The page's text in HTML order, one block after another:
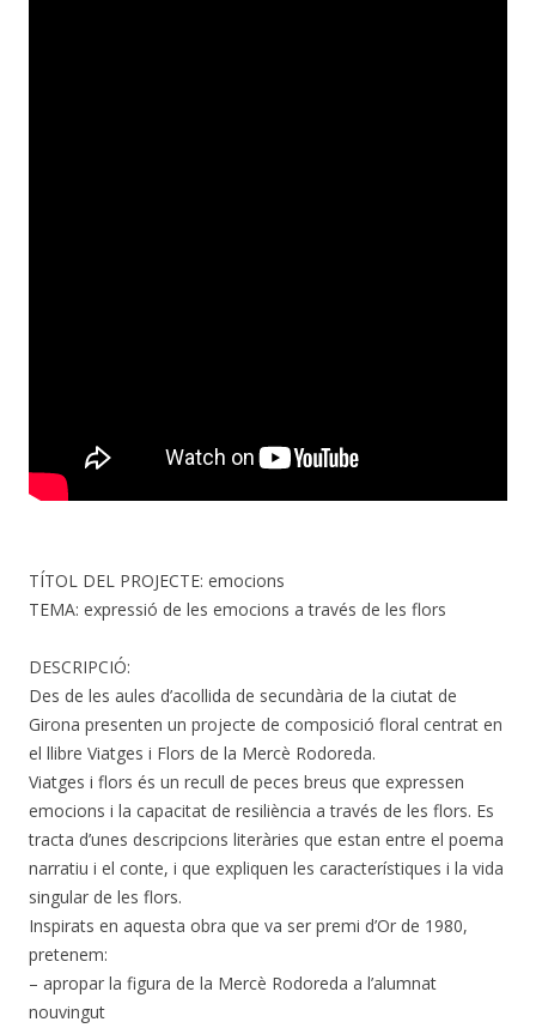
TÍTOL DEL PROJECTE: emocions
TEMA: expressió de les emocions a través de les flors
DESCRIPCIÓ:
Des de les aules d’acollida de secundària de la ciutat de
Girona presenten un projecte de composició floral centrat en
el llibre Viatges i Flors de la Mercè Rodoreda.
Viatges i flors és un recull de peces breus que expressen
emocions i la capacitat de resiliència a través de les flors. Es
tracta d’unes descripcions literàries que estan entre el poema
narratiu i el conte, i que expliquen les característiques i la vida
singular de les flors.
Inspirats en aquesta obra que va ser premi d’Or de 1980,
pretenem:
– apropar la figura de la Mercè Rodoreda a l’alumnat
nouvingut